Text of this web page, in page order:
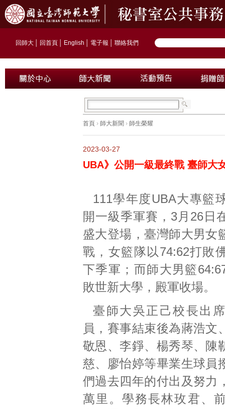
回師大 回首頁 English 電子報 聯絡我們
首頁 › 師大新聞 › 師生榮耀
2023-03-27
UBA》公開一級最終戰 臺師大
111學年度UBA大專籃
開一級季軍賽，3月26日
盛大登場，臺灣師大男女
戰，女籃隊以74:62打敗
下季軍；而師大男籃
敗世新大學，殿軍收場。
臺師大吳正己校長出
員，賽事結束後為蔣浩文
敬恩、李錚、楊秀琴、陳
慈、廖怡婷等畢業生球員
們過去四年的付出及努力
萬里。學務長林玫君、